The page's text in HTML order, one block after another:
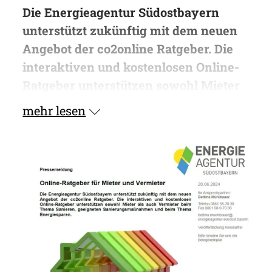
Die Energieagentur Südostbayern
unterstützt zukünftig mit dem neuen
Angebot der co2online Ratgeber. Die
interaktiven und kostenlosen Online-
Ratgeber unterstützen sowohl Mieter
als auch Vermieter beim Thema
Sanieren, geeigneten
Das Beratungs-Angebot der
Energieagentur wird online erweitert.
Sowohl Mieter als auch Vermieter
finden zukünftig auf der Website den
passenden Online-Ratgeber für ihr
mehr lesen